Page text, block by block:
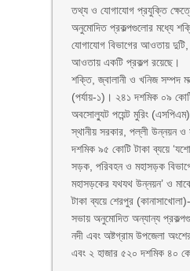
তথ্য ও যোগাযোগ প্রযুক্তি
অনুমোদিত প্রকল্পগুলোর মধ্যে
যোগাযোগ বিভাগের আওতায় দুটি,
আওতায় একটি প্রকল্প রয়েছে।
শক্তি, জ্বালানী ও খনিজ সম্পদ
(পর্যায়-১)। ২৪১ দশমিক ০৯ কোটি
অবসোল্যুট পয়েন্ট মুরিং
স্থানীয় সরকার, পল্লী উন্নয়ন ও
দশমিক ৯৫ কোটি টাকা ব্যয়ে
সড়ক, পরিবহন ও মহাসড়ক
মহাসড়কের যথযথ উন্নয়ন’ ও
টাকা ব্যয়ে শেরপুর
সভায় অনুমোদিত অন্যান্য
নদী এবং অষ্টগ্রাম উপজেলা
এবং ২ হাজার ৫২০ দশমিক ৪০